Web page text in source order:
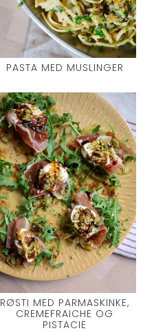
PASTA MED MUSLINGER
RØSTI MED PARMASKINKE,
CREMEFRAICHE OG
PISTACIE